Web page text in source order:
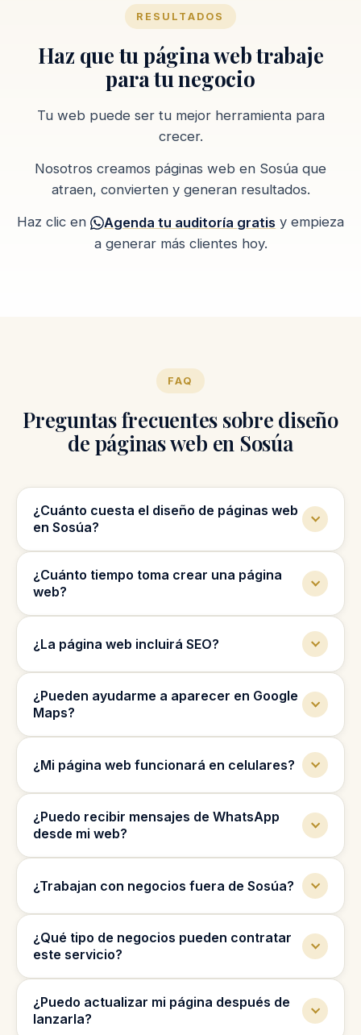
RESULTADOS
Haz que tu página web trabaje
para tu negocio
Tu web puede ser tu mejor herramienta para
crecer.
Nosotros creamos páginas web en Sosúa que
atraen, convierten y generan resultados.
Haz clic en
Agenda tu auditoría gratis y empieza
a generar más clientes hoy.
FAQ
Preguntas frecuentes sobre diseño
de páginas web en Sosúa
¿Cuánto cuesta el diseño de páginas web
en Sosúa?
de páginas y funciones que necesita tu
negocio.
¿Cuánto tiempo toma crear una página
web?
2 a 4 semanas, según el tamaño del
¿La página web incluirá SEO?
SEO para ayudarla a aparecer en Google.
¿Pueden ayudarme a aparecer en Google
Maps?
Google Business para mejorar tu visibilidad
¿Mi página web funcionará en celulares?
bien en celulares, tablets y computadoras.
¿Puedo recibir mensajes de WhatsApp
desde mi web?
para que los clientes te contacten por
¿Trabajan con negocios fuera de Sosúa?
República Dominicana y también de forma
remota.
¿Qué tipo de negocios pueden contratar
este servicio?
inmobiliarias, contables, clínicas de fertilidad
y más.
¿Puedo actualizar mi página después de
lanzarla?